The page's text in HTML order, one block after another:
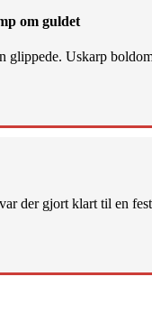
om guldet
glippede. Uskarp
der gjort klart til en